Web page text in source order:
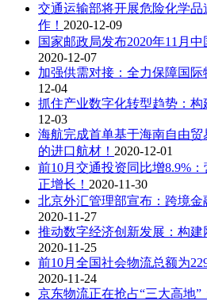
交通运输部将开展危险化学
作！ 2020-12-09
国家邮政局发布2020年11月
2020-12-07
加强供需对接：全力保障国际
12-04
抓住产业数字化转型趋势：构
12-03
海航完成首单基于海南自由贸
的进口航材！ 2020-12-01
前10月交通投资同比增8.9%
正增长！ 2020-11-30
北京外汇管理部宣布：跨境金
2020-11-27
推动数字经济创新发展：构建
2020-11-25
前10月全国社会物流总额为
2020-11-24
京东物流正在抢占“三大高地”